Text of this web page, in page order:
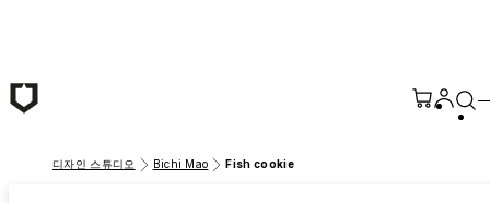
디자인 스튜디오 Bichi Mao Fish cookie